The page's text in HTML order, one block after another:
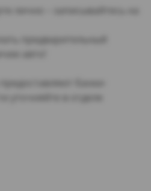
лично – записывайтесь на
предварительный
банки-
уточняйте в отделе